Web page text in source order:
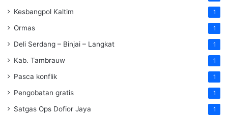
Kesbangpol Kaltim 1
Ormas 1
Deli Serdang – Binjai – Langkat 1
Kab. Tambrauw 1
Pasca konflik 1
Pengobatan gratis 1
Satgas Ops Dofior Jaya 1